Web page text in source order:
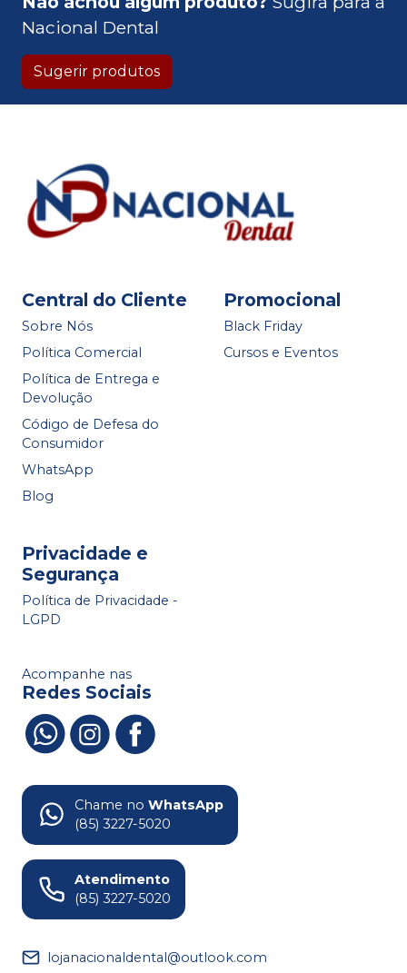
Nacional Dental
Sugerir produtos
Central do Cliente
Sobre Nós
Política Comercial
Política de Entrega e
Devolução
Código de Defesa do
Consumidor
WhatsApp
Blog
Promocional
Black Friday
Cursos e Eventos
Privacidade e
Segurança
Política de Privacidade -
LGPD
Acompanhe nas
Redes Sociais
Chame no WhatsApp
(85) 3227-5020
Atendimento
(85) 3227-5020
lojanacionaldental@outlook.com